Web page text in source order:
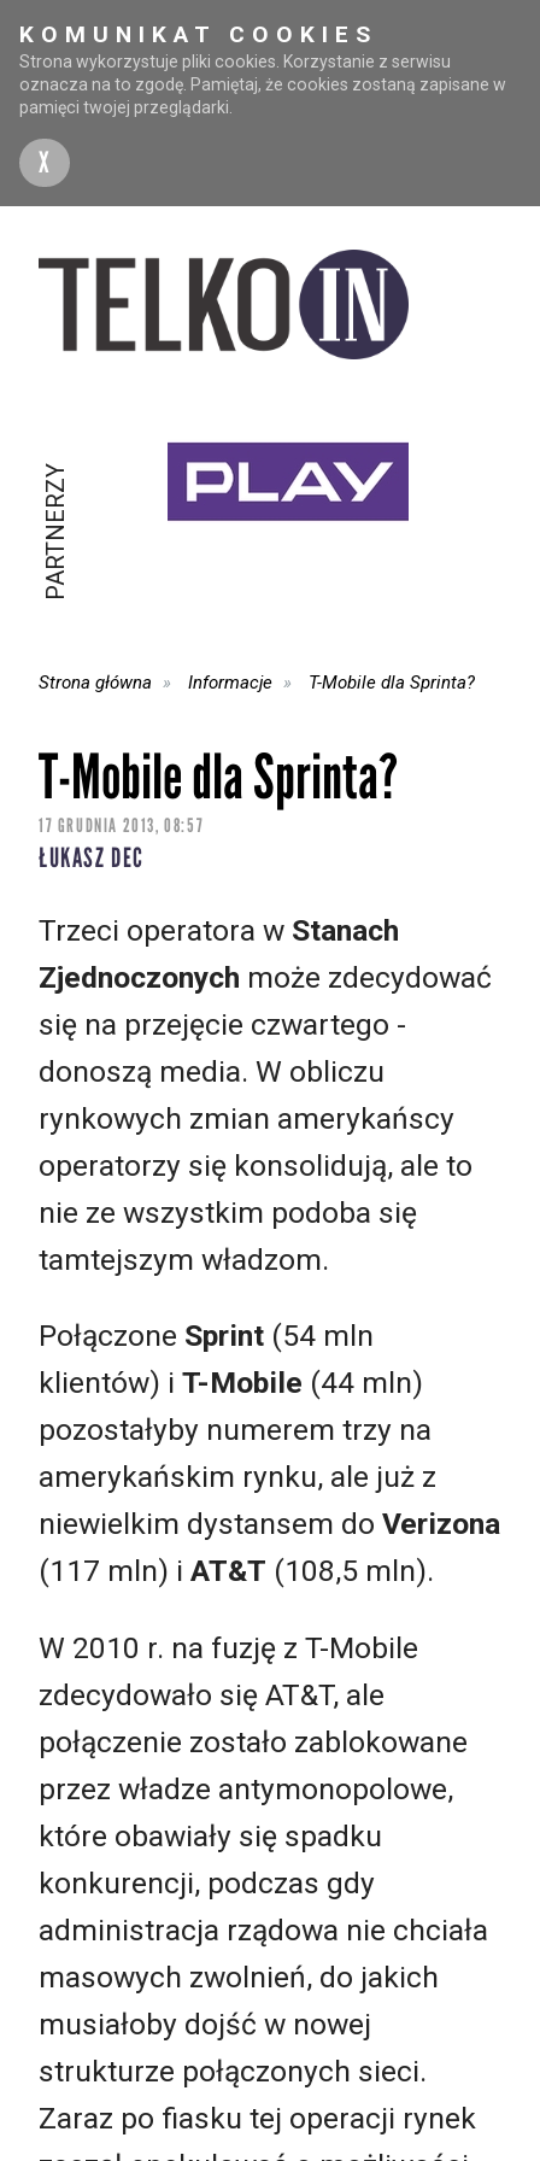
KOMUNIKAT COOKIES
Strona wykorzystuje pliki cookies. Korzystanie z serwisu
oznacza na to zgodę. Pamiętaj, że cookies zostaną zapisane w
pamięci twojej przeglądarki.
X
PARTNERZY
Strona główna Informacje T-Mobile dla Sprinta?
T-Mobile dla Sprinta?
17 GRUDNIA 2013, 08:57
ŁUKASZ DEC
Trzeci operatora w Stanach
Zjednoczonych może zdecydować
się na przejęcie czwartego -
donoszą media. W obliczu
rynkowych zmian amerykańscy
operatorzy się konsolidują, ale to
nie ze wszystkim podoba się
tamtejszym władzom.
Połączone Sprint (54 mln
klientów) i T-Mobile (44 mln)
pozostałyby numerem trzy na
amerykańskim rynku, ale już z
niewielkim dystansem do Verizona
(117 mln) i AT&T (108,5 mln).
W 2010 r. na fuzję z T-Mobile
zdecydowało się AT&T, ale
połączenie zostało zablokowane
przez władze antymonopolowe,
które obawiały się spadku
konkurencji, podczas gdy
administracja rządowa nie chciała
masowych zwolnień, do jakich
musiałoby dojść w nowej
strukturze połączonych sieci.
Zaraz po fiasku tej operacji rynek